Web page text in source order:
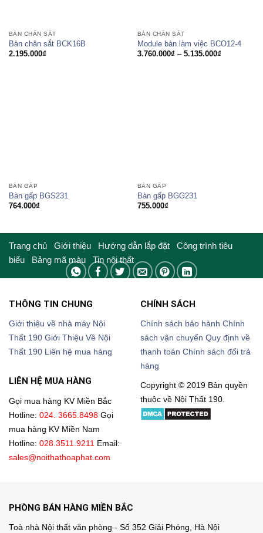
BÀN CHÂN SẮT
Bàn chân sắt BCK16B
2.195.000₫
BÀN CHÂN SẮT
Module bàn làm việc BCO12-4
3.760.000₫ – 5.135.000₫Khoảng
BÀN GẤP
Bàn gấp BGS231
764.000₫
BÀN GẤP
Bàn gấp BGG231
755.000₫
Trang chủ Giới thiệu Hướng dẫn lắp đặt Công trình tiêu
biểu
Bảng mã màu Tin nội thất
THÔNG TIN CHUNG
Giới thiệu về nhà máy Nội
Thất 190 Giới Thiệu Về Nội
Thất 190 Liên hệ mua hàng
CHÍNH SÁCH
Chính sách bảo hành Chính
sách vận chuyển Quy định về
thanh toán Chính sách đổi trả
hàng
LIÊN HỆ MUA HÀNG
Gọi mua hàng KV Miền Bắc
Hotline: 024. 3665.8498 Gọi
mua hàng KV Miền Nam
Hotline: 028.3511.9211 Email:
sales@noithathoaphat.com
Copyright © 2019 Bản quyền
thuộc về Nội Thất 190.
PHÒNG BÁN HÀNG MIỀN BẮC
Toà nhà Nội thất văn phòng - Số 352 Giải Phóng, Hà Nội